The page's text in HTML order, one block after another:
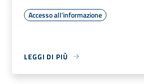
Accesso all'informazione
LEGGI DI PIÙ